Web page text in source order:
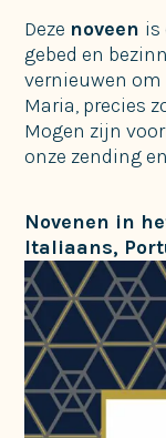
Deze noveen is
gebed en
vernieuwen om
Maria, precies
Mogen zijn
onze zending
Novenen in
Italiaans,